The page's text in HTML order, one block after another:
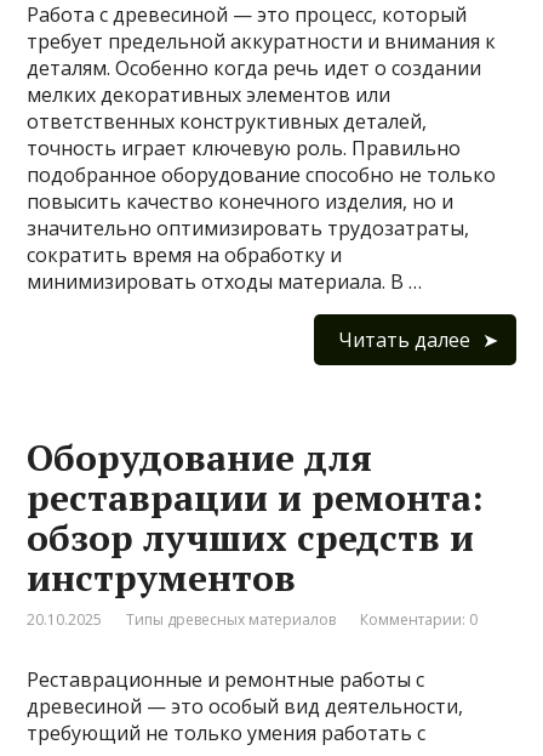
Работа с древесиной — это процесс, который
требует предельной аккуратности и внимания к
деталям. Особенно когда речь идет о создании
мелких декоративных элементов или
ответственных конструктивных деталей,
точность играет ключевую роль. Правильно
подобранное оборудование способно не только
повысить качество конечного изделия, но и
значительно оптимизировать трудозатраты,
сократить время на обработку и
минимизировать отходы материала. В …
Читать далее
Оборудование для
реставрации и ремонта:
обзор лучших средств и
инструментов
20.10.2025 Типы древесных материалов Комментарии: 0
Реставрационные и ремонтные работы с
древесиной — это особый вид деятельности,
требующий не только умения работать с